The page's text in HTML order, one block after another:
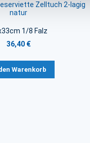
Zelltuch 2-lagig
natur
1/8 Falz
36,40 €
Warenkorb